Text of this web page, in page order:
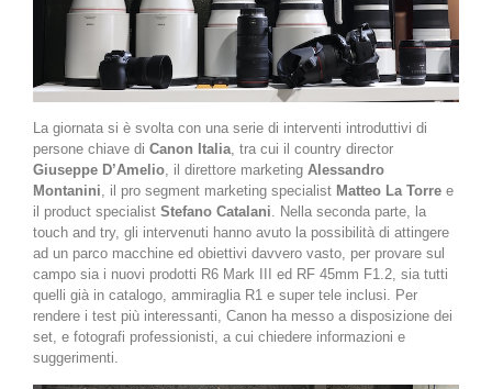
La giornata si è svolta con una serie di interventi introduttivi di
persone chiave di Canon Italia, tra cui il country director
Giuseppe D’Amelio, il direttore marketing Alessandro
Montanini, il pro segment marketing specialist Matteo La Torre e
il product specialist Stefano Catalani. Nella seconda parte, la
touch and try, gli intervenuti hanno avuto la possibilità di attingere
ad un parco macchine ed obiettivi davvero vasto, per provare sul
campo sia i nuovi prodotti R6 Mark III ed RF 45mm F1.2, sia tutti
quelli già in catalogo, ammiraglia R1 e super tele inclusi. Per
rendere i test più interessanti, Canon ha messo a disposizione dei
set, e fotografi professionisti, a cui chiedere informazioni e
suggerimenti.